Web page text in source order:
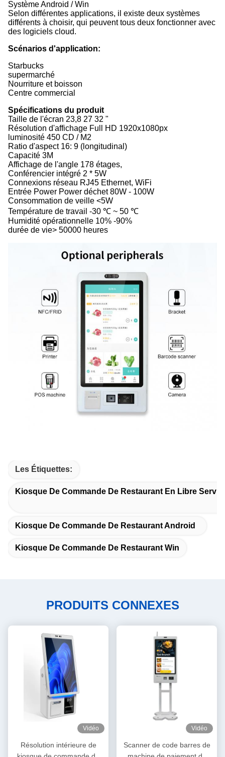
Système Android / Win
Selon différentes applications, il existe deux systèmes
différents à choisir, qui peuvent tous deux fonctionner avec
des logiciels cloud.
Scénarios d'application:
Starbucks
supermarché
Nourriture et boisson
Centre commercial
Spécifications du produit
Taille de l'écran 23,8 27 32 "
Résolution d'affichage Full HD 1920x1080px
luminosité 450 CD / M2
Ratio d'aspect 16: 9 (longitudinal)
Capacité 3M
Affichage de l'angle 178 étages,
Conférencier intégré 2 * 5W
Connexions réseau RJ45 Ethernet, WiFi
Entrée Power Power déchet 80W - 100W
Consommation de veille <5W
Température de travail -30 ℃ ~ 50 ℃
Humidité opérationnelle 10% -90%
durée de vie> 50000 heures
Les Étiquettes:
Kiosque De Commande De Restaurant En Libre
Kiosque De Commande De Restaurant Android
Kiosque De Commande De Restaurant Win
PRODUITS CONNEXES
Vidéo
Résolution intérieure de
Vidéo
Scanner de code barres de